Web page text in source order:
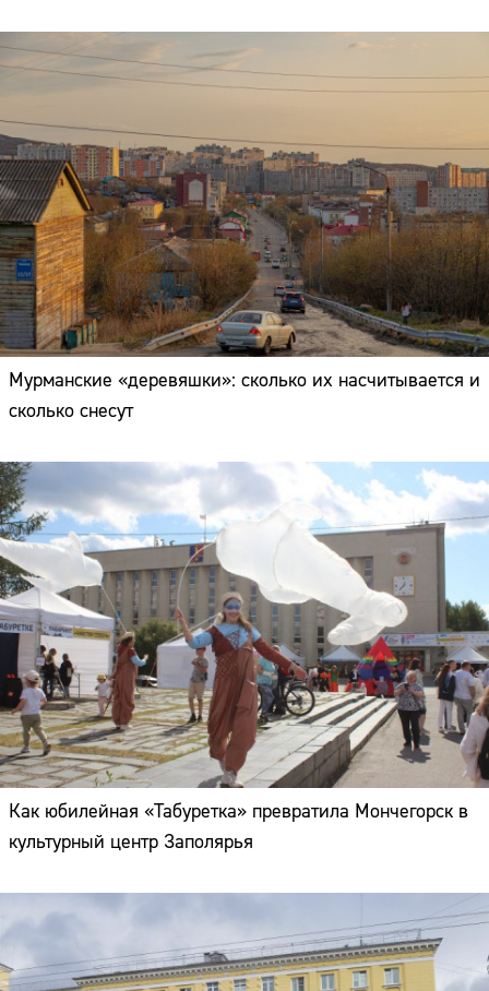
Мурманские «деревяшки»: сколько их насчитывается и
сколько снесут
Как юбилейная «Табуретка» превратила Мончегорск в
культурный центр Заполярья